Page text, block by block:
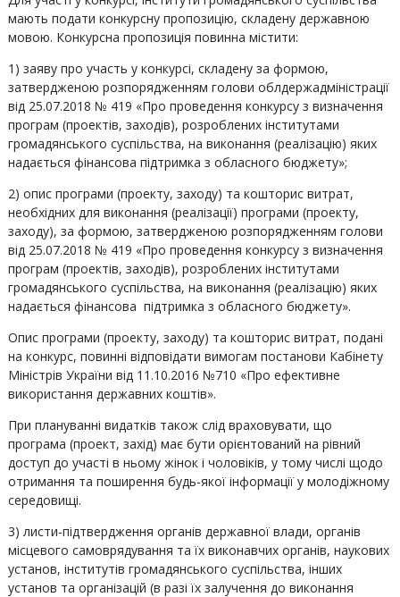
мають подати конкурсну пропозицію, складену державною
мовою. Конкурсна пропозиція повинна містити:
1) заяву про участь у конкурсі, складену за формою,
затвердженою розпорядженням голови облдержадміністрації
від 25.07.2018 № 419 «Про проведення конкурсу з визначення
програм (проектів, заходів), розроблених інститутами
громадянського суспільства, на виконання (реалізацію) яких
надається фінансова підтримка з обласного бюджету»;
2) опис програми (проекту, заходу) та кошторис витрат,
необхідних для виконання (реалізації) програми (проекту,
заходу), за формою, затвердженою розпорядженням голови
від 25.07.2018 № 419 «Про проведення конкурсу з визначення
програм (проектів, заходів), розроблених інститутами
громадянського суспільства, на виконання (реалізацію) яких
надається фінансова підтримка з обласного бюджету».
Опис програми (проекту, заходу) та кошторис витрат, подані
на конкурс, повинні відповідати вимогам постанови Кабінету
Міністрів України від 11.10.2016 №710 «Про ефективне
використання державних коштів».
При плануванні видатків також слід враховувати, що
програма (проект, захід) має бути орієнтований на рівний
доступ до участі в ньому жінок і чоловіків, у тому числі щодо
отримання та поширення будь-якої інформації у молодіжному
середовищі.
3) листи-підтвердження органів державної влади, органів
місцевого самоврядування та їх виконавчих органів, наукових
установ, інститутів громадянського суспільства, інших
установ та організацій (в разі їх залучення до виконання